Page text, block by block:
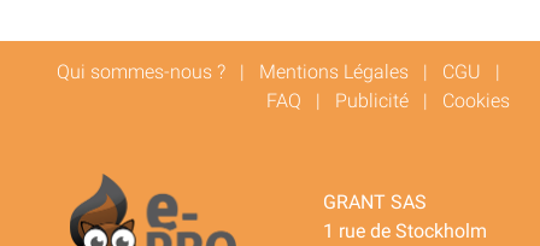
Qui sommes-nous ? | Mentions Légales | CGU |
FAQ | Publicité | Cookies
GRANT SAS
1 rue de Stockholm